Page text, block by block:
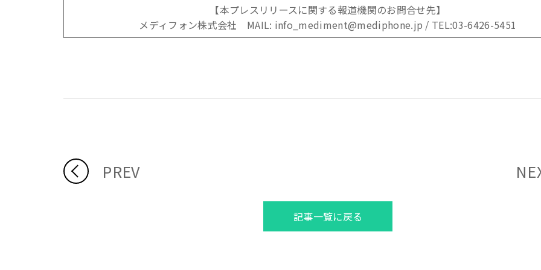
【本プレスリリースに関する報道機関のお問合せ先】
メディフォン株式会社 MAIL: info_mediment@mediphone.jp / TEL:03-6426-5451
PREV
記事一覧に戻る